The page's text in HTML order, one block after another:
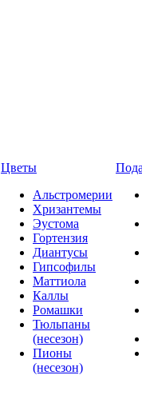
Цветы
Альстромерии
Хризантемы
Эустома
Гортензия
Диантусы
Гипсофилы
Маттиола
Каллы
Ромашки
Тюльпаны
(несезон)
Пионы
(несезон)